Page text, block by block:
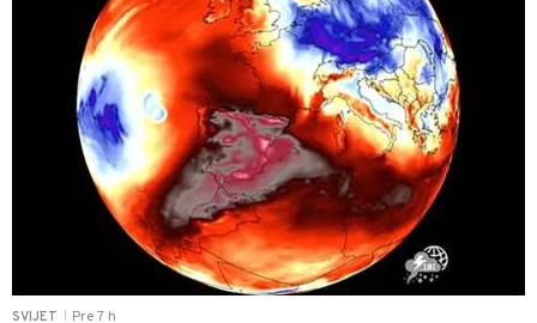
SVIJET Pre 7 h